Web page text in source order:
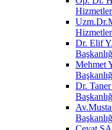
Dr. Elif
Mehmet
Dr.